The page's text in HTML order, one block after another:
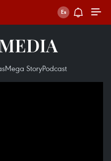
Mega StoryPodcast